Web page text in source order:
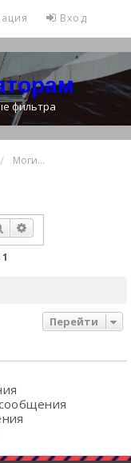
Вход
фильтра
Могилев
Поиск
1
Перейти